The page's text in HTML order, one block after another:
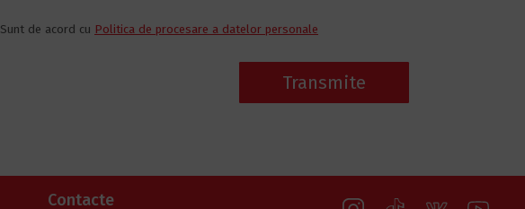
Sunt de acord cu Politica de procesare a datelor personale
Transmite
Contacte